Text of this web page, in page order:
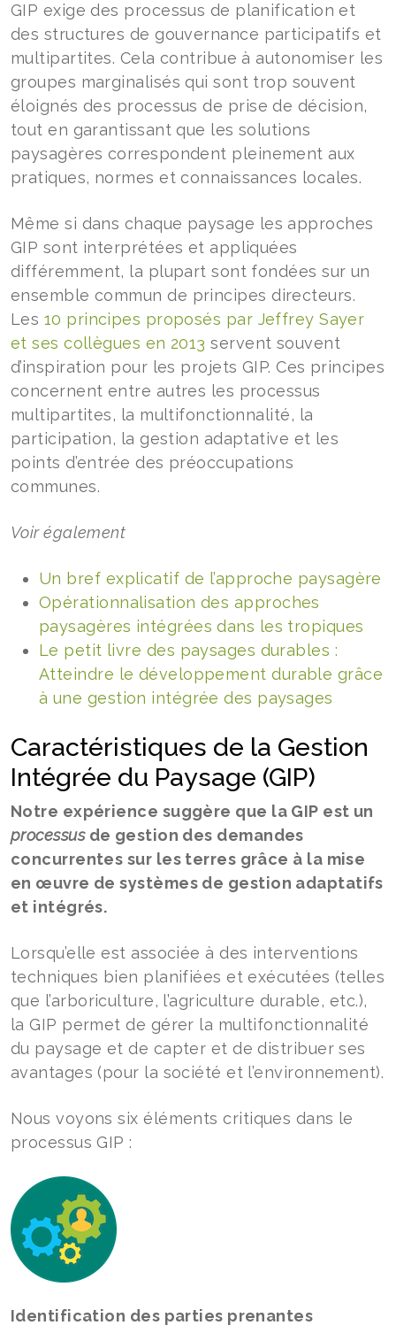
GIP exige des processus de planification et
des structures de gouvernance participatifs et
multipartites. Cela contribue à autonomiser les
groupes marginalisés qui sont trop souvent
éloignés des processus de prise de décision,
tout en garantissant que les solutions
paysagères correspondent pleinement aux
pratiques, normes et connaissances locales.
Même si dans chaque paysage les approches
GIP sont interprétées et appliquées
différemment, la plupart sont fondées sur un
ensemble commun de principes directeurs.
Les 10 principes proposés par Jeffrey Sayer
et ses collègues en 2013 servent souvent
d’inspiration pour les projets GIP. Ces principes
concernent entre autres les processus
multipartites, la multifonctionnalité, la
participation, la gestion adaptative et les
points d’entrée des préoccupations
communes.
Voir également
Un bref explicatif de l’approche paysagère
Opérationnalisation des approches
paysagères intégrées dans les tropiques
Le petit livre des paysages durables :
Atteindre le développement durable grâce
à une gestion intégrée des paysages
Caractéristiques de la Gestion
Intégrée du Paysage (GIP)
Notre expérience suggère que la GIP est un
processusde gestion des demandes
concurrentes sur les terres grâce à la mise
en œuvre de systèmes de gestion adaptatifs
et intégrés.
Lorsqu’elle est associée à des interventions
techniques bien planifiées et exécutées (telles
que l’arboriculture, l’agriculture durable, etc.),
la GIP permet de gérer la multifonctionnalité
du paysage et de capter et de distribuer ses
avantages (pour la société et l’environnement).
Nous voyons six éléments critiques dans le
processus GIP :
Identification des parties prenantes